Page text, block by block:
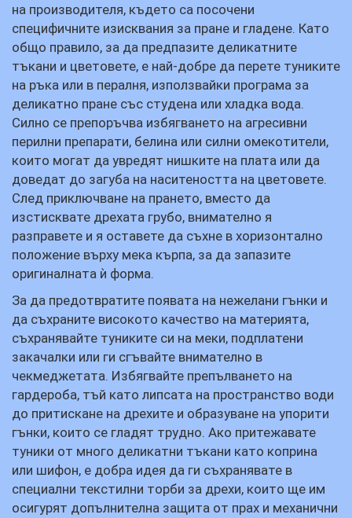
на производителя, където са посочени
специфичните изисквания за пране и гладене. Като
общо правило, за да предпазите деликатните
тъкани и цветовете, е най-добре да перете туниките
на ръка или в пералня, използвайки програма за
деликатно пране със студена или хладка вода.
Силно се препоръчва избягването на агресивни
перилни препарати, белина или силни омекотители,
които могат да увредят нишките на плата или да
доведат до загуба на наситеността на цветовете.
След приключване на прането, вместо да
изстисквате дрехата грубо, внимателно я
разправете и я оставете да съхне в хоризонтално
положение върху мека кърпа, за да запазите
оригиналната ѝ форма.
За да предотвратите появата на нежелани гънки и
да съхраните високото качество на материята,
съхранявайте туниките си на меки, подплатени
закачалки или ги сгъвайте внимателно в
чекмеджетата. Избягвайте препълването на
гардероба, тъй като липсата на пространство води
до притискане на дрехите и образуване на упорити
гънки, които се гладят трудно. Ако притежавате
туники от много деликатни тъкани като коприна
или шифон, е добра идея да ги съхранявате в
специални текстилни торби за дрехи, които ще им
осигурят допълнителна защита от прах и механични